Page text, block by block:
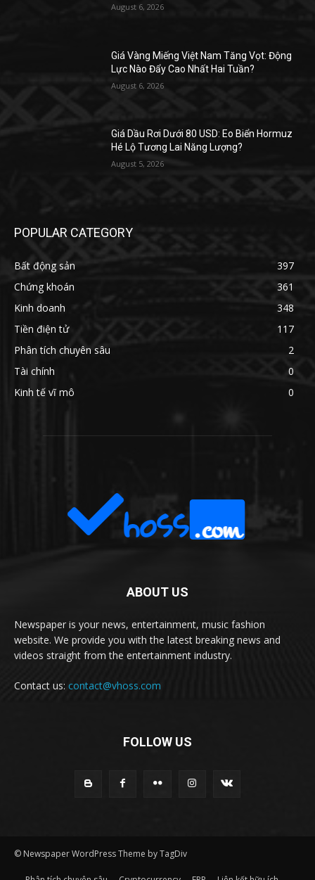
August 6, 2026
Giá Vàng Miếng Việt Nam Tăng Vọt: Động
Lực Nào Đẩy Cao Nhất Hai Tuần?
August 6, 2026
Giá Dầu Rơi Dưới 80 USD: Eo Biển Hormuz
Hé Lộ Tương Lai Năng Lượng?
August 5, 2026
POPULAR CATEGORY
Bất động sản
397
Chứng khoán
361
Kinh doanh
348
Tiền điện tử
117
Phân tích chuyên sâu
2
Tài chính
0
Kinh tế vĩ mô
0
ABOUT US
Newspaper is your news, entertainment, music fashion
website. We provide you with the latest breaking news and
videos straight from the entertainment industry.
Contact us: contact@vhoss.com
FOLLOW US
© Newspaper WordPress Theme by TagDiv